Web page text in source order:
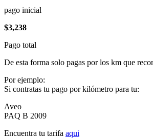
pago inicial
$3,238
Pago total
De esta forma solo pagas por los km que
Por ejemplo:
Si contratas tu pago por kilómetro para tu:
Aveo
PAQ B 2009
Encuentra tu tarifa aqui